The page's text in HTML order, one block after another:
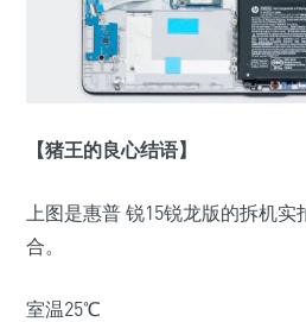
【猪王的良心结语】
上图是惠普 锐15锐龙版的拆机
合。
室温25℃